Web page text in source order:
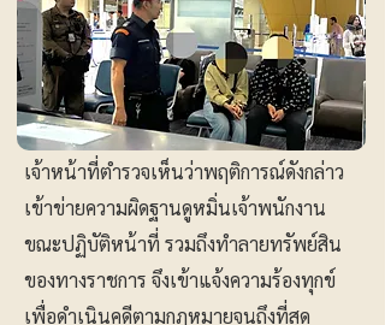
เจ้าหน้าที่ตำรวจเห็นว่าพฤติการณ์ดังกล่าว
เข้าข่ายความผิดฐานดูหมิ่นเจ้าพนักงาน
ขณะปฏิบัติหน้าที่ รวมถึงทำลายทรัพย์สิน
ของทางราชการ จึงเข้าแจ้งความร้องทุกข์
เพื่อดำเนินคดีตามกฎหมายจนถึงที่สุด